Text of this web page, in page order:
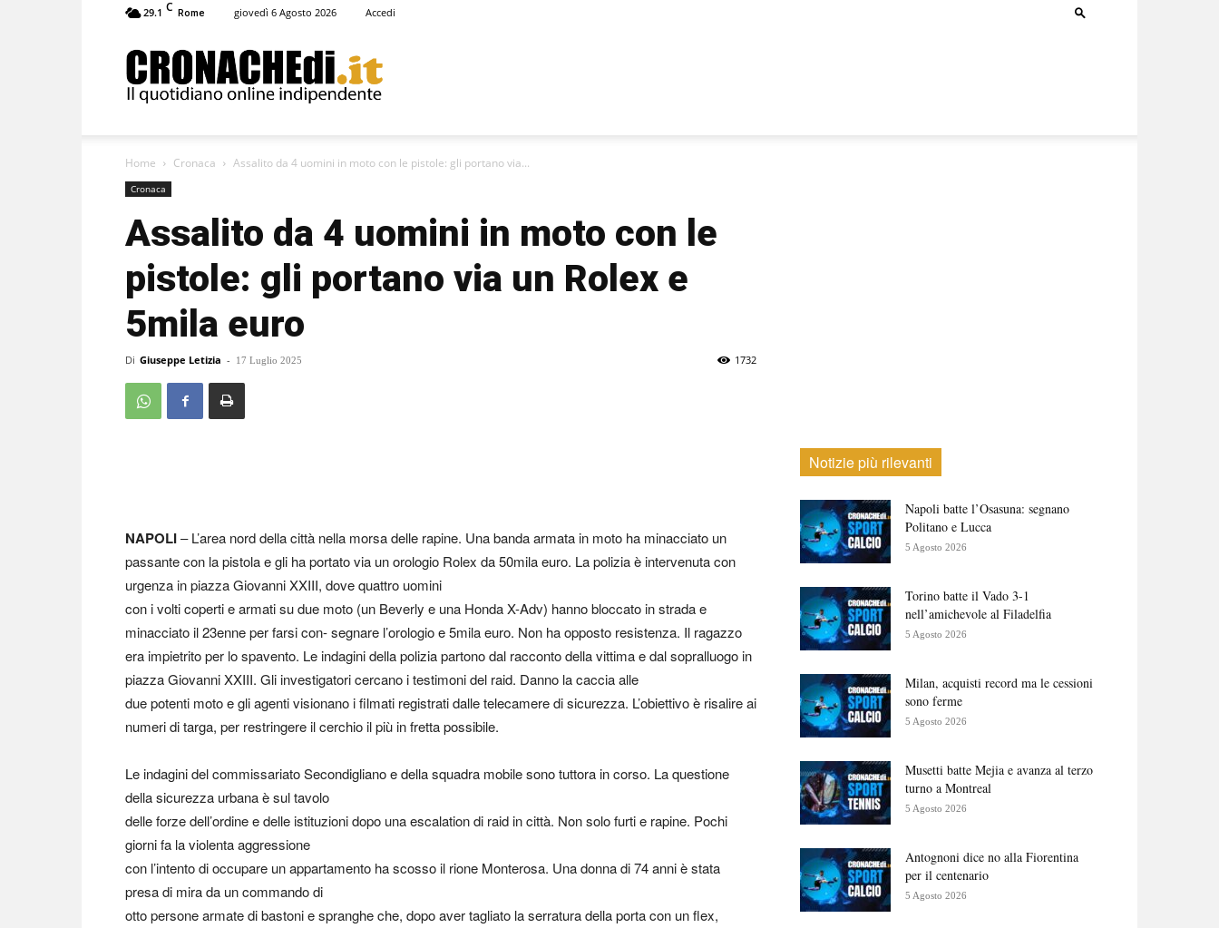
29.1 C Rome giovedì 6 Agosto 2026 Accedi
Home Cronaca Assalito da 4 uomini in moto con le pistole: gli portano via...
Cronaca
Assalito da 4 uomini in moto con le
pistole: gli portano via un Rolex e
5mila euro
Di Giuseppe Letizia - 17 Luglio 2025 1732
NAPOLI– L’area nord della città nella morsa delle rapine. Una banda armata in moto ha minacciato un
passante con la pistola e gli ha portato via un orologio Rolex da 50mila euro. La polizia è intervenuta con
urgenza in piazza Giovanni XXIII, dove quattro uomini
con i volti coperti e armati su due moto (un Beverly e una Honda X-Adv) hanno bloccato in strada e
minacciato il 23enne per farsi con- segnare l’orologio e 5mila euro. Non ha opposto resistenza. Il ragazzo
era impietrito per lo spavento. Le indagini della polizia partono dal racconto della vittima e dal sopralluogo in
piazza Giovanni XXIII. Gli investigatori cercano i testimoni del raid. Danno la caccia alle
due potenti moto e gli agenti visionano i filmati registrati dalle telecamere di sicurezza. L’obiettivo è risalire ai
numeri di targa, per restringere il cerchio il più in fretta possibile.
Le indagini del commissariato Secondigliano e della squadra mobile sono tuttora in corso. La questione
della sicurezza urbana è sul tavolo
delle forze dell’ordine e delle istituzioni dopo una escalation di raid in città. Non solo furti e rapine. Pochi
giorni fa la violenta aggressione
con l’intento di occupare un appartamento ha scosso il rione Monterosa. Una donna di 74 anni è stata
presa di mira da un commando di
otto persone armate di bastoni e spranghe che, dopo aver tagliato la serratura della porta con un flex,
Notizie più rilevanti
Napoli batte l’Osasuna: segnano
Politano e Lucca
5 Agosto 2026
Torino batte il Vado 3-1
nell’amichevole al Filadelfia
5 Agosto 2026
Milan, acquisti record ma le cessioni
sono ferme
5 Agosto 2026
Musetti batte Mejia e avanza al terzo
turno a Montreal
5 Agosto 2026
Antognoni dice no alla Fiorentina
per il centenario
5 Agosto 2026